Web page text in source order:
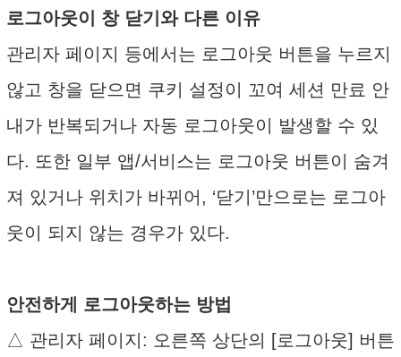
로그아웃이 창 닫기와 다른 이유
관리자 페이지 등에서는 로그아웃 버튼을 누르지
않고 창을 닫으면 쿠키 설정이 꼬여 세션 만료 안
내가 반복되거나 자동 로그아웃이 발생할 수 있
다. 또한 일부 앱/서비스는 로그아웃 버튼이 숨겨
져 있거나 위치가 바뀌어, ‘닫기’만으로는 로그아
웃이 되지 않는 경우가 있다.
안전하게 로그아웃하는 방법
△ 관리자 페이지: 오른쪽 상단의 [로그아웃] 버튼